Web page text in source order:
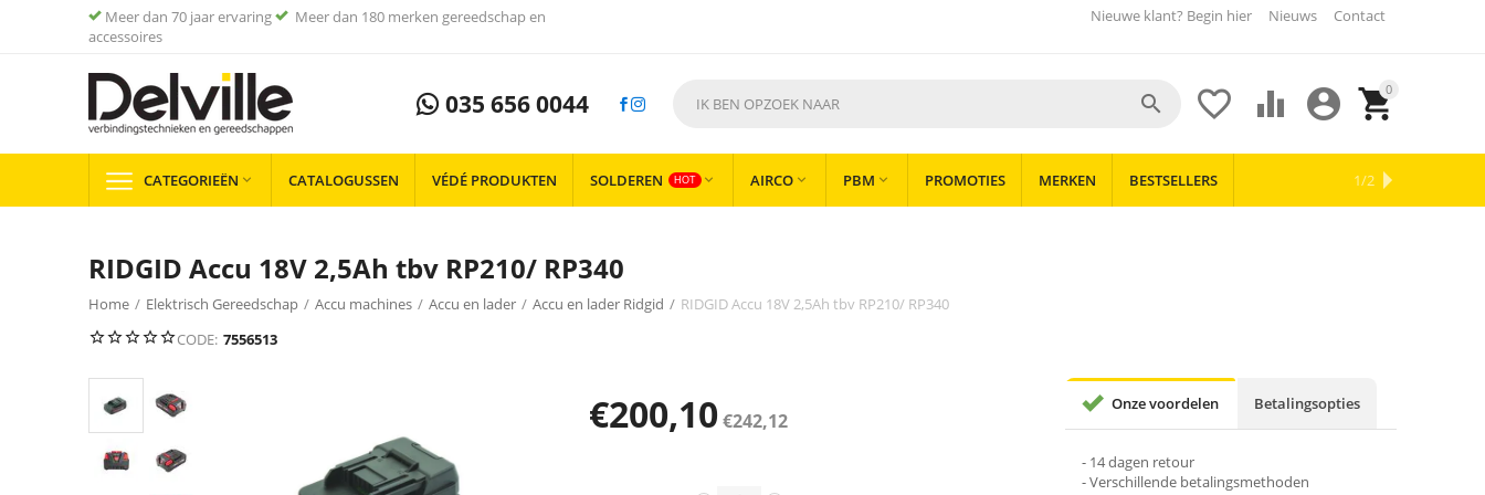
Meer dan 70 jaar ervaring
Meer dan 180 merken gereedschap en
accessoires
Nieuwe klant? Begin hier Nieuws Contact
035 656 0044 0


 

CATEGORIEËN  CATALOGUSSEN VÉDÉ PRODUKTEN SOLDEREN HOT  AIRCO  PBM  PROMOTIES MERKEN BESTSELLERS 1/2
RIDGID Accu 18V 2,5Ah tbv RP210/ RP340
Home / Elektrisch Gereedschap / Accu machines / Accu en lader / Accu en lader Ridgid / RIDGID Accu 18V 2,5Ah tbv RP210/ RP340
CODE: 7556513
€200,10€242,12
Onze voordelen Betalingsopties
- 14 dagen retour
- Verschillende betalingsmethoden